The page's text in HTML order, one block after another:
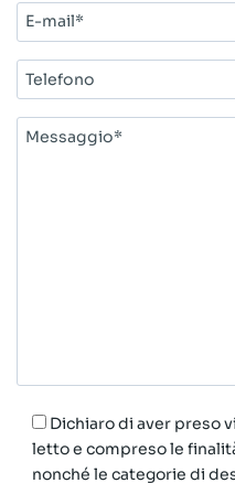
E-
mail*
Telefono
Messaggio*
Dichiaro di aver preso
letto e compreso le
nonché le categorie di